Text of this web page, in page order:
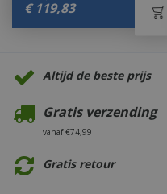
€ 119,83
Altijd de beste prijs
Gratis verzending
vanaf €74,99
Gratis retour